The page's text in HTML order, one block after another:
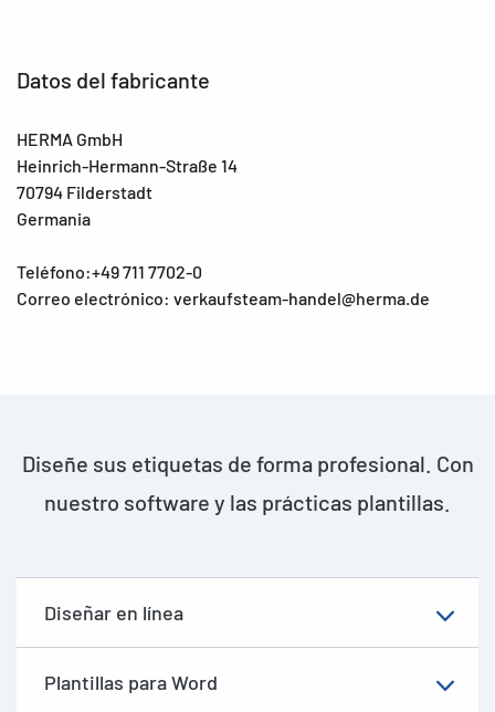
Datos del fabricante
HERMA GmbH
Heinrich-Hermann-Straße 14
70794 Filderstadt
Germania
Teléfono:+49 711 7702-0
Correo electrónico: verkaufsteam-handel@herma.de
Diseñe sus etiquetas de forma profesional. Con
nuestro software y las prácticas plantillas.
Diseñar en línea
Plantillas para Word